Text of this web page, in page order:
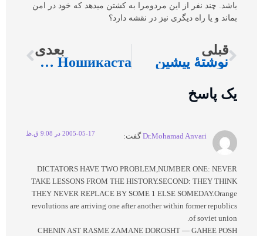
باشد. چند نفر از این مردومرا به کشتن میدهد که خود در امن
بماند و یا راه دیگری نیز در نقشه دارد؟
قبلی
نوشتهٔ پیشین
بعدی
Тилисми Ношикаста
یک پاسخ
Dr.Mohamad Anvari گفت: 2005-05-17 در 9:08 ق.ظ
DICTATORS HAVE TWO PROBLEM,NUMBER ONE: NEVER
TAKE LESSONS FROM THE HISTORY.SECOND: THEY THINK
THEY NEVER REPLACE BY SOME 1 ELSE SOMEDAY.Orange
revolutions are arriving one after another within former republics
of soviet union.
CHENIN AST RASME ZAMANE DOROSHT — GAHEE POSH